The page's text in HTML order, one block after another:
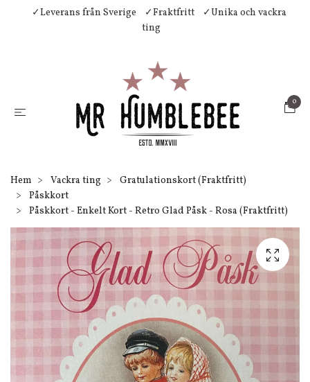
✓Leverans från Sverige ✓Fraktfritt
✓Unika och vackra
ting
0
Hem Vackra ting
Gratulationskort (Fraktfritt)
Påskkort
Påskkort - Enkelt Kort - Retro Glad Påsk - Rosa (Fraktfritt)